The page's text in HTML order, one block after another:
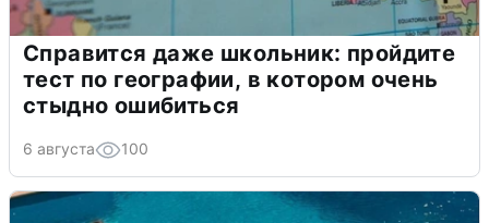
Справится даже школьник: пройдите
тест по географии, в котором очень
стыдно ошибиться
6 августа 100